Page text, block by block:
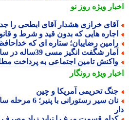
ویژهروز نو
خرازی هشدار آقای ابطحی را جدی
هایی که بدون قید و شرط و قانون
رضاییان؛ ستاره ای که
شگفت انگیز مسی 39ساله در سال 2026!
تامین اجتماعی به پرداخت
ویژهرونگار
تحریمی آمریکا و چین
نان سیر رستورانی با